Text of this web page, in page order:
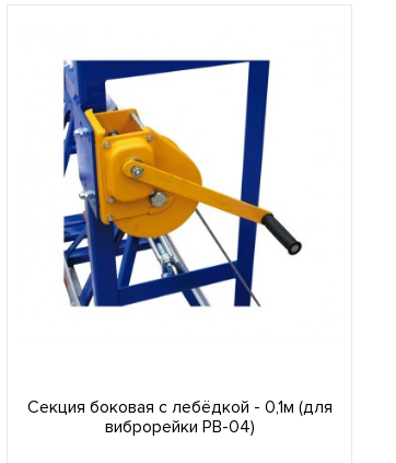
Секция боковая с лебёдкой - 0,1м (для
виброрейки РВ-04)